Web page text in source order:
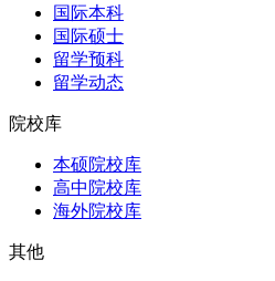
国际本科
国际硕士
留学预科
留学动态
院校库
本硕院校库
高中院校库
海外院校库
其他